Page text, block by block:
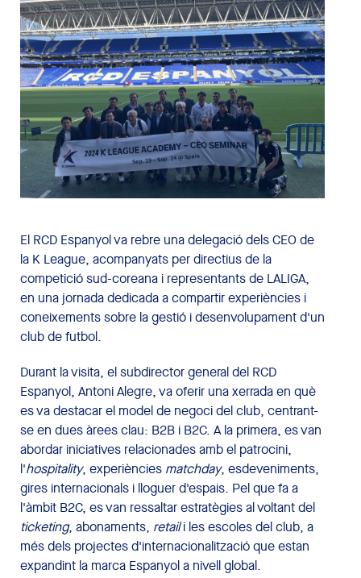
El RCD Espanyol va rebre una delegació dels CEO de
la K League, acompanyats per directius de la
competició sud-coreana i representants de LALIGA,
en una jornada dedicada a compartir experiències i
coneixements sobre la gestió i desenvolupament d'un
club de futbol.
Durant la visita, el subdirector general del RCD
Espanyol, Antoni Alegre, va oferir una xerrada en què
es va destacar el model de negoci del club, centrant-
se en dues àrees clau: B2B i B2C. A la primera, es van
abordar iniciatives relacionades amb el patrocini,
l'hospitality, experiències matchday, esdeveniments,
gires internacionals i lloguer d'espais. Pel que fa a
l'àmbit B2C, es van ressaltar estratègies al voltant del
ticketing, abonaments, retaili les escoles del club, a
més dels projectes d'internacionalització que estan
expandint la marca Espanyol a nivell global.